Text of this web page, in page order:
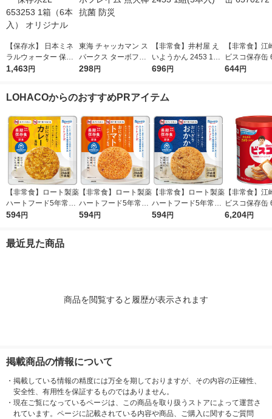
【保存水】 日本ミネ
ラルウォーター 保存
水2L 653253 1箱（6
1,463円
東海 チャッカマン ス
パークス ターボフレ
イム 点火棒 抗菌 防災
298円
【非常食】井村屋 え
いようかん 2453 1組
(5本入)
696円
【非常食】江
ビスコ保存缶
2 1缶
644円
LOHACOからのおすすめPRアイテム
【非常食】ロート製薬
ハートフード5年常温
保存 おにぎり カレー
594円
【非常食】ロート製薬
ハートフード5年常温
保存おにぎり トマト
594円
【非常食】ロート製薬
ハートフード5年常温
保存おにぎり おかか
594円
【非常食】江
ビスコ保存缶
2 1セット(1
6,204円
最近見た商品
商品を閲覧すると履歴が表示されます
掲載商品の情報について
・ 掲載している情報の精度には万全を期しておりますが、その内容の正確性、
安全性、有用性を保証するものではありません。
・ 現在ご覧になっているページは、この商品を取り扱うストアによって運営さ
れています。ページに記載されている内容や商品、ご購入に関するご質問